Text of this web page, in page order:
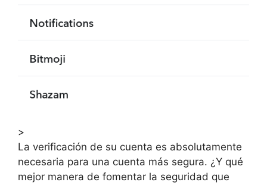
>
La verificación de su cuenta es absolutamente
necesaria para una cuenta más segura. ¿Y qué
mejor manera de fomentar la seguridad que